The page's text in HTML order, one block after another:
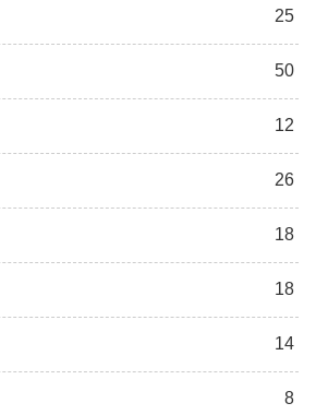
25
50
12
26
18
18
14
8